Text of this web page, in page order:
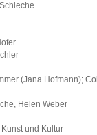
(Jana Hofmann);
Helen Weber
Kunst und Kultur